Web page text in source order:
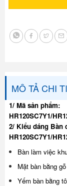
MÔ TẢ CHI
1/ Mã sản phẩm:
HR120SC7Y1/
2/ Kiểu dáng Bàn
HR120SC7Y1/
Bàn làm việc
Mặt bàn bằng
Yếm bàn bằng